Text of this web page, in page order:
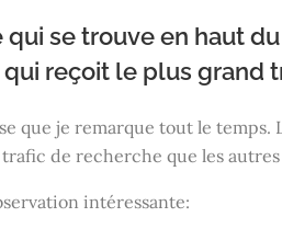
qui se trouve en haut
qui reçoit le plus grand
que je remarque tout le temps.
de recherche que les autres
intéressante: